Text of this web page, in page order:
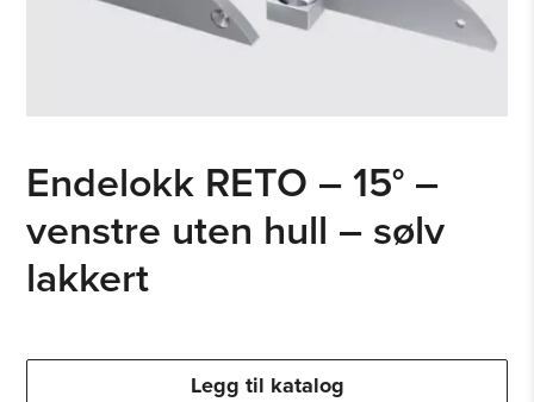
Endelokk RETO – 15° –
venstre uten hull – sølv
lakkert
Legg til katalog